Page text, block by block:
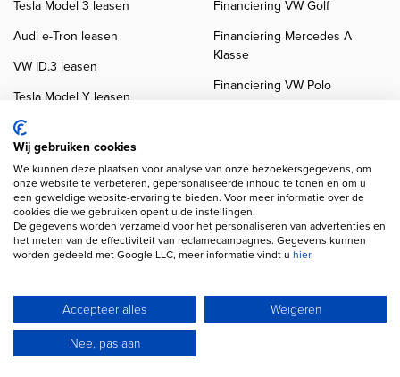
Tesla Model 3 leasen
Audi e-Tron leasen
VW ID.3 leasen
Tesla Model Y leasen
VW ID.4 leasen
Financiering VW Golf
Financiering Mercedes A
Klasse
Financiering VW Polo
Copyright navigation
Klanten beoordelingen
Autobedrijven
Wij gebruiken AI voor afbeeldingen en teksten
© 2026 Autofinancier
Powered by 1FS.nl
Wij gebruiken cookies
We kunnen deze plaatsen voor analyse van onze bezoekersgegevens, om
onze website te verbeteren, gepersonaliseerde inhoud te tonen en om u
een geweldige website-ervaring te bieden. Voor meer informatie over de
cookies die we gebruiken opent u de instellingen.
De gegevens worden verzameld voor het personaliseren van advertenties en
het meten van de effectiviteit van reclamecampagnes. Gegevens kunnen
worden gedeeld met Google LLC, meer informatie vindt u hier.
Accepteer alles
Weigeren
Nee, pas aan